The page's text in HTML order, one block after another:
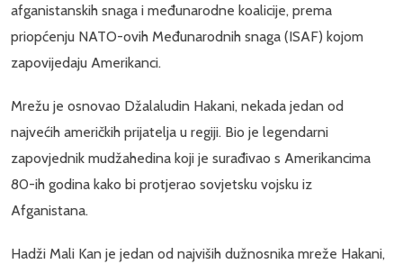
afganistanskih snaga i međunarodne koalicije, prema
priopćenju NATO-ovih Međunarodnih snaga (ISAF) kojom
zapovijedaju Amerikanci.
Mrežu je osnovao Džalaludin Hakani, nekada jedan od
najvećih američkih prijatelja u regiji. Bio je legendarni
zapovjednik mudžahedina koji je surađivao s Amerikancima
80-ih godina kako bi protjerao sovjetsku vojsku iz
Afganistana.
Hadži Mali Kan je jedan od najviših dužnosnika mreže Hakani,